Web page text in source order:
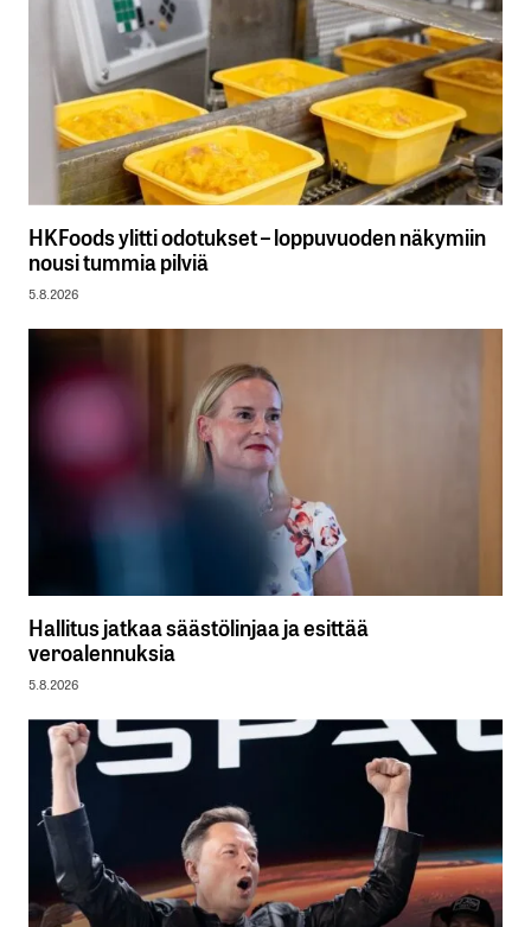
HKFoods ylitti odotukset – loppuvuoden näkymiin
nousi tummia pilviä
5.8.2026
Hallitus jatkaa säästölinjaa ja esittää
veroalennuksia
5.8.2026